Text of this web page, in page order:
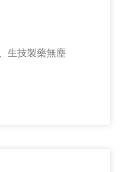
生技製藥無塵